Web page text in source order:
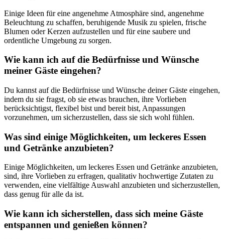
Einige Ideen für eine angenehme Atmosphäre sind, angenehme
Beleuchtung zu schaffen, beruhigende Musik zu spielen, frische
Blumen oder Kerzen aufzustellen und für eine saubere und
ordentliche Umgebung zu sorgen.
Wie kann ich auf die Bedürfnisse und Wünsche
meiner Gäste eingehen?
Du kannst auf die Bedürfnisse und Wünsche deiner Gäste eingehen,
indem du sie fragst, ob sie etwas brauchen, ihre Vorlieben
berücksichtigst, flexibel bist und bereit bist, Anpassungen
vorzunehmen, um sicherzustellen, dass sie sich wohl fühlen.
Was sind einige Möglichkeiten, um leckeres Essen
und Getränke anzubieten?
Einige Möglichkeiten, um leckeres Essen und Getränke anzubieten,
sind, ihre Vorlieben zu erfragen, qualitativ hochwertige Zutaten zu
verwenden, eine vielfältige Auswahl anzubieten und sicherzustellen,
dass genug für alle da ist.
Wie kann ich sicherstellen, dass sich meine Gäste
entspannen und genießen können?